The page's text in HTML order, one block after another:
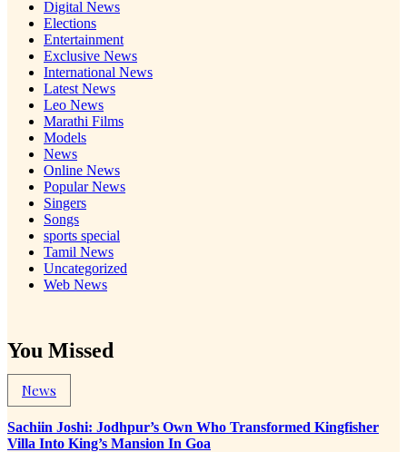
Digital News
Elections
Entertainment
Exclusive News
International News
Latest News
Leo News
Marathi Films
Models
News
Online News
Popular News
Singers
Songs
sports special
Tamil News
Uncategorized
Web News
You Missed
News
Sachiin Joshi: Jodhpur’s Own Who Transformed Kingfisher
Villa Into King’s Mansion In Goa